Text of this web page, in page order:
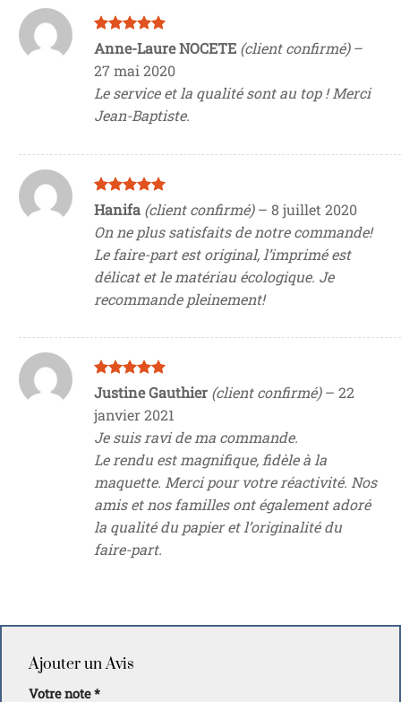
Note5 sur
5
Anne-Laure NOCETE (client confirmé) –
27 mai 2020
Le service et la qualité sont au top ! Merci
Jean-Baptiste.
Note5sur
5
Hanifa (client confirmé) – 8 juillet 2020
On ne plus satisfaits de notre commande!
Le faire-part est original, l’imprimé est
délicat et le matériau écologique. Je
recommande pleinement!
Note5sur
5
Justine Gauthier (client confirmé) – 22
janvier 2021
Je suis ravi de ma commande.
Le rendu est magnifique, fidèle à la
maquette. Merci pour votre réactivité. Nos
amis et nos familles ont également adoré
la qualité du papier et l’originalité du
faire-part.
Ajouter un Avis
Votre note*